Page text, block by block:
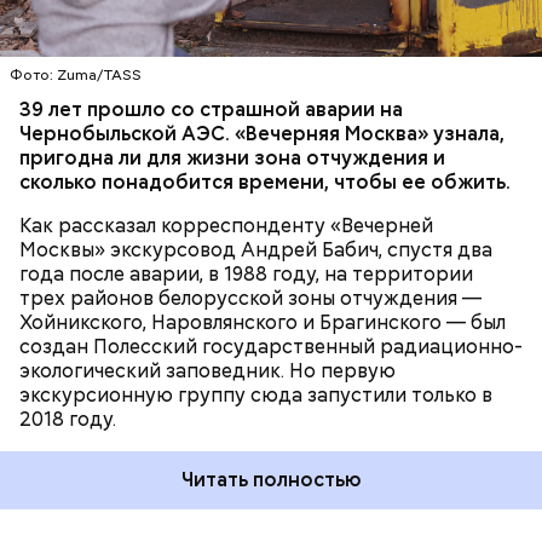
Фото: Zuma/TASS
39 лет прошло со страшной аварии на
Чернобыльской АЭС. «Вечерняя Москва» узнала,
пригодна ли для жизни зона отчуждения и
сколько понадобится времени, чтобы ее обжить.
Как рассказал корреспонденту «Вечерней
Москвы» экскурсовод Андрей Бабич, спустя два
года после аварии, в 1988 году, на территории
трех районов белорусской зоны отчуждения —
Хойникского, Наровлянского и Брагинского — был
создан Полесский государственный радиационно-
экологический заповедник. Но первую
экскурсионную группу сюда запустили только в
2018 году.
пропускной режим и круглосуточное наблюдение,
— отметил Бабич.
Читать полностью
БЕЛАРУСЬ ЧЕРНОБЫЛЬ
Каждый год — в зависимости от того, какие
события происходят в мире, — ученые,
нобелевские лауреаты и специалисты по ядерной
безопасности из экспертного совета «Бюллетеня
ученых-атомщиков» принимают решение о
перевода на полминуты вперед послужили как
ухудшающиеся отношения между ядерными
Часы Судного дня — прибыльный
проект